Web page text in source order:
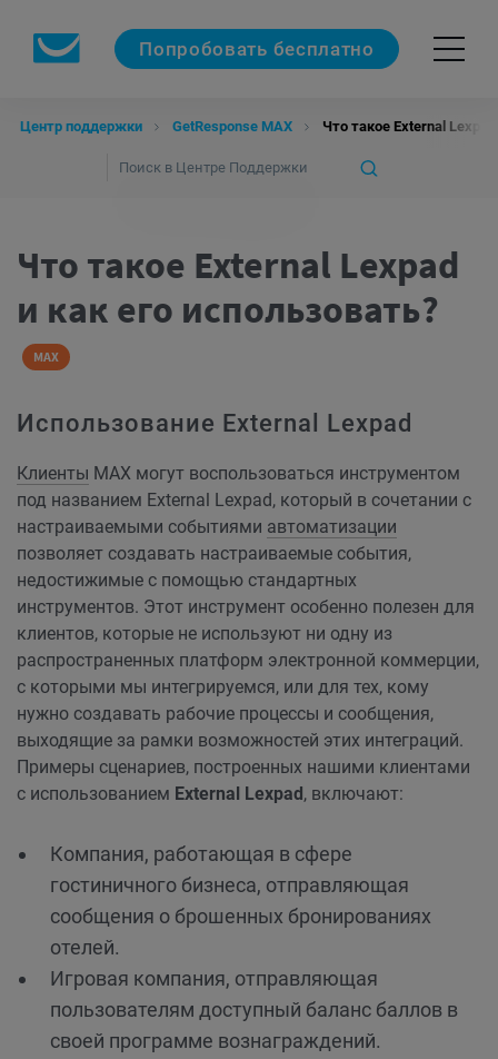
Попробовать бесплатно
Центр поддержки GetResponse MAX Что такое External
Что такое External Lexpad
и как его использовать?
MAX
Использование External Lexpad
Клиенты MAX могут воспользоваться инструментом
под названием External Lexpad, который в сочетании с
настраиваемыми событиями автоматизации
позволяет создавать настраиваемые события,
недостижимые с помощью стандартных
инструментов. Этот инструмент особенно полезен для
клиентов, которые не используют ни одну из
распространенных платформ электронной коммерции,
с которыми мы интегрируемся, или для тех, кому
нужно создавать рабочие процессы и сообщения,
выходящие за рамки возможностей этих интеграций.
Примеры сценариев, построенных нашими клиентами
с использованием External Lexpad, включают:
Компания, работающая в сфере
гостиничного бизнеса, отправляющая
сообщения о брошенных бронированиях
отелей.
Игровая компания, отправляющая
пользователям доступный баланс баллов в
своей программе вознаграждений.